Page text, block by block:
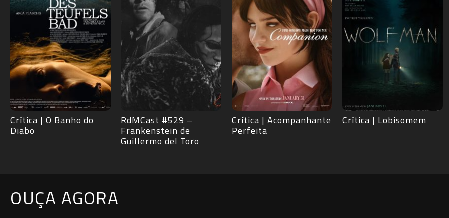
RdMCast #529 –
Frankenstein de
Crítica | Acompanhante
Perfeita
Crítica | Lobisomem Crítica | Nosferatu
OUÇA AGORA